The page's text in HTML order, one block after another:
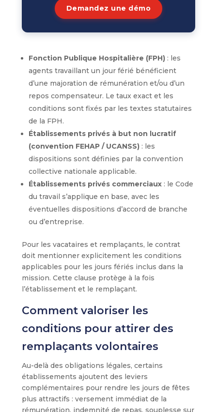
Demandez une démo
Fonction Publique Hospitalière (FPH): les
agents travaillant un jour férié bénéficient
d’une majoration de rémunération et/ou d’un
repos compensateur. Le taux exact et les
conditions sont fixés par les textes statutaires
de la FPH.
Établissements privés à but non lucratif
(convention FEHAP / UCANSS): les
dispositions sont définies par la convention
collective nationale applicable.
Établissements privés commerciaux: le Code
du travail s’applique en base, avec les
éventuelles dispositions d’accord de branche
ou d’entreprise.
Pour les vacataires et remplaçants, le contrat
doit mentionner explicitement les conditions
applicables pour les jours fériés inclus dans la
mission. Cette clause protège à la fois
l’établissement et le remplaçant.
Comment valoriser les
conditions pour attirer des
remplaçants volontaires
Au-delà des obligations légales, certains
établissements ajoutent des leviers
complémentaires pour rendre les jours de fêtes
plus attractifs : versement immédiat de la
rémunération, indemnité de repas, souplesse sur